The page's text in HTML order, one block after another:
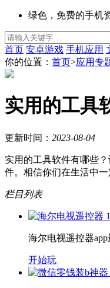
绿色，免费的手机
首页 安卓游戏 手机应用
你的位置： 首页>应用专
实用的工具
更新时间： 2023-08-04
实用的工具软件有哪些
件。相信你们在生活中
栏目列表
海尔电视遥控器
开始玩